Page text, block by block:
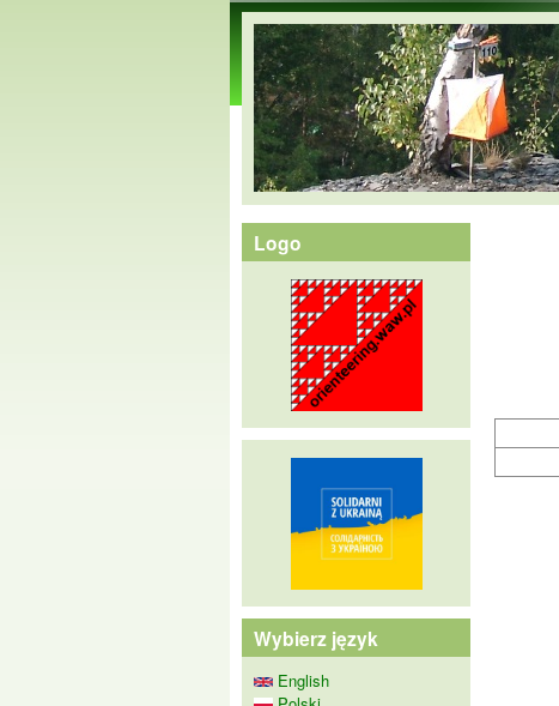
orienteering.waw.pl
Logo
Wybierz język
English